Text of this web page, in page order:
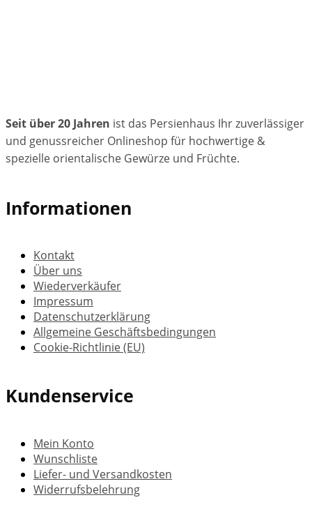
Seit über 20 Jahren ist das Persienhaus Ihr zuverlässiger
und genussreicher Onlineshop für hochwertige &
spezielle orientalische Gewürze und Früchte.
Informationen
Kontakt
Über uns
Wiederverkäufer
Impressum
Datenschutzerklärung
Allgemeine Geschäftsbedingungen
Cookie-Richtlinie (EU)
Kundenservice
Mein Konto
Wunschliste
Liefer- und Versandkosten
Widerrufsbelehrung